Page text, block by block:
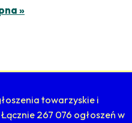
»
towarzyskie i
267 076 ogłoszeń w